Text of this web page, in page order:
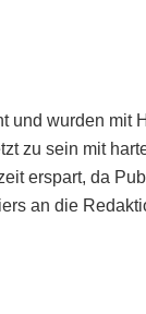
und wurden mit
zu sein mit
erspart, da
an die